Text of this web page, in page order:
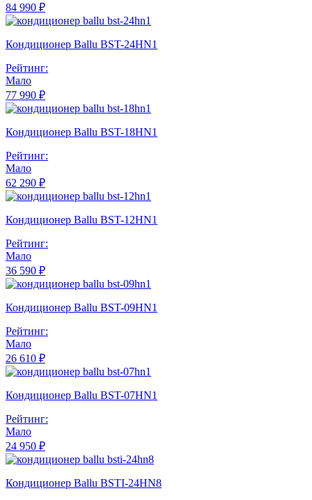
84 990 ₽
Кондиционер Ballu BST-24HN1
Рейтинг:
Мало
77 990 ₽
Кондиционер Ballu BST-18HN1
Рейтинг:
Мало
62 290 ₽
Кондиционер Ballu BST-12HN1
Рейтинг:
Мало
36 590 ₽
Кондиционер Ballu BST-09HN1
Рейтинг:
Мало
26 610 ₽
Кондиционер Ballu BST-07HN1
Рейтинг:
Мало
24 950 ₽
Кондиционер Ballu BSTI-24HN8